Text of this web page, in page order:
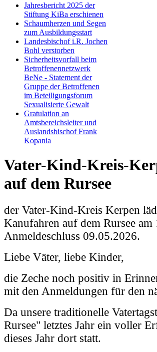
Jahresbericht 2025 der
Stiftung KiBa erschienen
Schaumherzen und Segen
zum Ausbildungsstart
Landesbischof i.R. Jochen
Bohl verstorben
Sicherheitsvorfall beim
Betroffenennetzwerk
BeNe - Statement der
Gruppe der Betroffenen
im Beteiligungsforum
Sexualisierte Gewalt
Gratulation an
Amtsbereichsleiter und
Auslandsbischof Frank
Kopania
Vater-Kind-Kreis-
auf dem Rursee
der Vater-Kind-Kreis Kerpen
Kanufahren auf dem Rursee
Anmeldeschluss 09.05.2026.
Liebe Väter, liebe Kinder,
die Zeche noch positiv in
mit den Anmeldungen für den
Da unsere traditionelle
Rursee" letztes Jahr ein voller
dieses Jahr dort statt.